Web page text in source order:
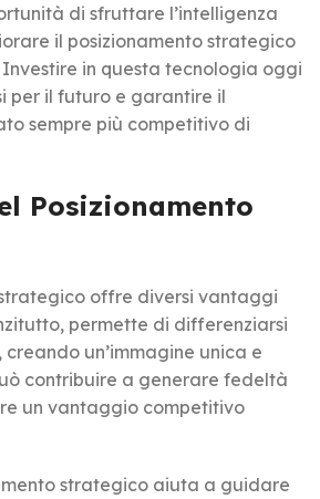
di sfruttare l’intelligenza
il posizionamento strategico
in questa tecnologia oggi
per il futuro e garantire il
sempre più competitivo di
Posizionamento
offre diversi vantaggi
permette di differenziarsi
un’immagine unica e
contribuire a generare fedeltà
un vantaggio competitivo
strategico aiuta a guidare